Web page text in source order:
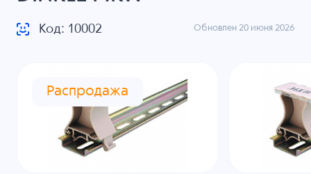
Код: 10002 Обновлен 20 июня 2026
Распродажа